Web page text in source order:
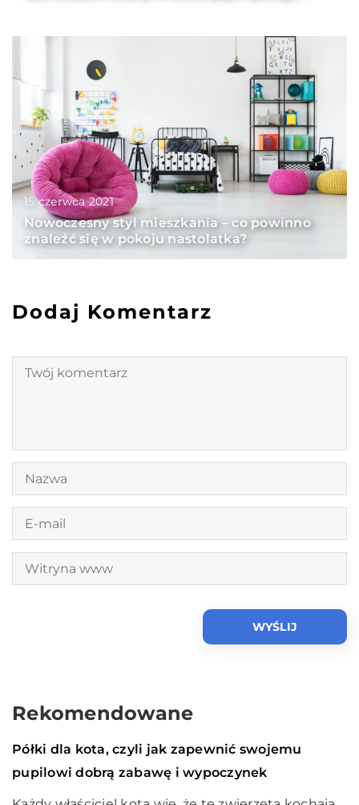
15 czerwca 2021
Nowoczesny styl mieszkania – co powinno
znaleźć się w pokoju nastolatka?
Dodaj Komentarz
Rekomendowane
03 września 2020
Czas wolny
Półki dla kota, czyli jak zapewnić swojemu
pupilowi dobrą zabawę i wypoczynek